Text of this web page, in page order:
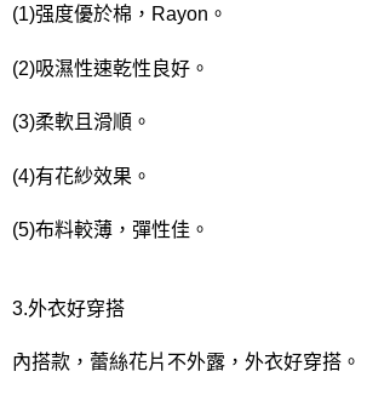
(1)强度優於棉，Rayon。
(2)吸濕性速乾性良好。
(3)柔軟且滑順。
(4)有花紗效果。
(5)布料較薄，彈性佳。
3.外衣好穿搭
內搭款，蕾絲花片不外露，外衣好穿搭。